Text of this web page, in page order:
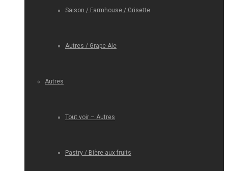
Saison / Farmhouse / Grisette
Autres / Grape Ale
Autres
Tout voir – Autres
Pastry / Bière aux fruits